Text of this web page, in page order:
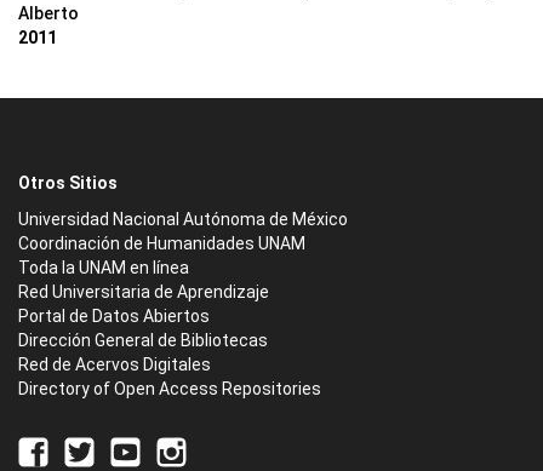
Alberto
2011
Otros Sitios
Universidad Nacional Autónoma de México
Coordinación de Humanidades UNAM
Toda la UNAM en línea
Red Universitaria de Aprendizaje
Portal de Datos Abiertos
Dirección General de Bibliotecas
Red de Acervos Digitales
Directory of Open Access Repositories